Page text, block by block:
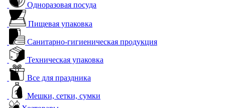
Одноразовая посуда
Пищевая упаковка
Санитарно-гигиеническая продукция
Техническая упаковка
Все для праздника
Мешки, сетки, сумки